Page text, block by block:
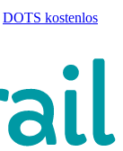
DOTS kostenlos